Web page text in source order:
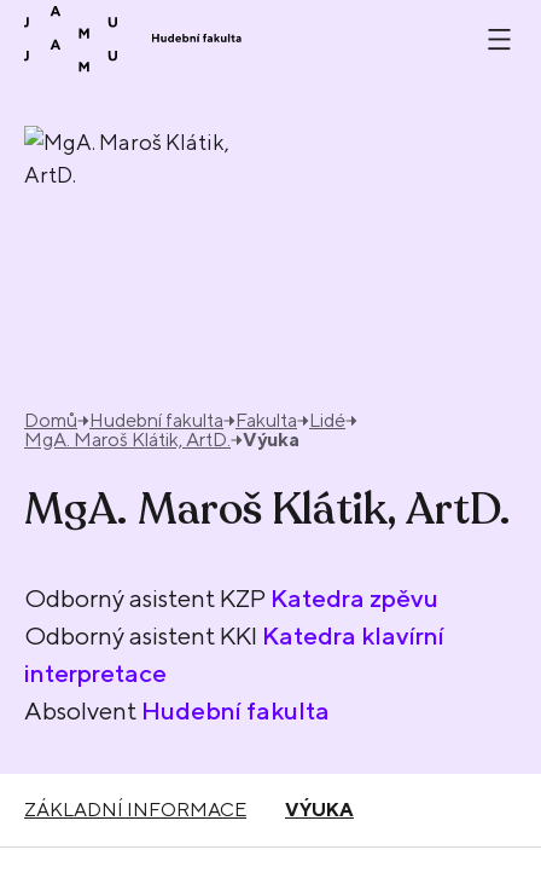
Přeskočit na obsah
Domů Hudební fakulta Fakulta
Lidé
MgA. Maroš Klátik, ArtD. Výuka
MgA. Maroš Klátik, ArtD.
Odborný asistent KZP Katedra zpěvu
Odborný asistent KKI Katedra klavírní
interpretace
Absolvent Hudební fakulta
ZÁKLADNÍ INFORMACE VÝUKA